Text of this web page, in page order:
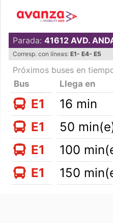
Parada: 41612 AVD.
Corresp. con líneas: E1- E4- E5
Próximos buses en
Bus
Llega en
E1 16 min
E1 50
E1 100
E1 150